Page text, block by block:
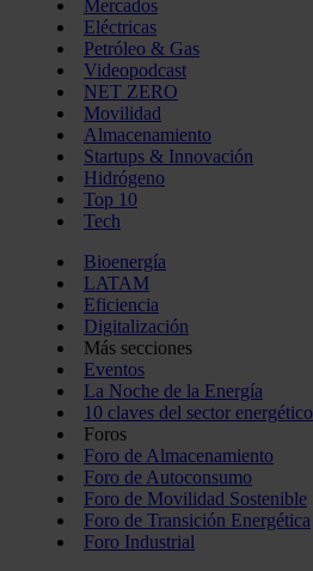
Mercados
Eléctricas
Petróleo & Gas
Videopodcast
NET ZERO
Movilidad
Almacenamiento
Startups & Innovación
Hidrógeno
Top 10
Tech
Bioenergía
LATAM
Eficiencia
Digitalización
Más secciones
Eventos
La Noche de la Energía
10 claves del sector energético
Foros
Foro de Almacenamiento
Foro de Autoconsumo
Foro de Movilidad Sostenible
Foro de Transición Energética
Foro Industrial